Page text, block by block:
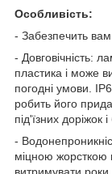
Особливість:
- Забезпечить вам
- Довговічність:
пластика і може
погодні умови.
робить його
під'їзних доріжок
-
міцною жорсткою